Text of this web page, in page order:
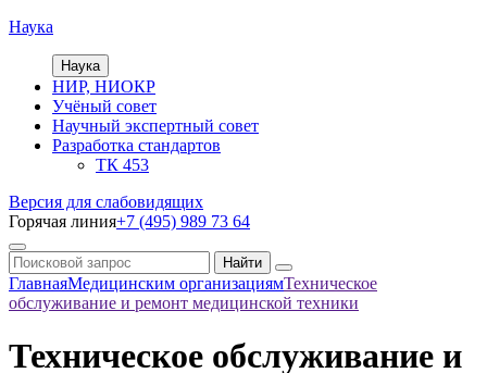
Наука
Наука
НИР, НИОКР
Учёный совет
Научный экспертный совет
Разработка стандартов
ТК 453
Версия для слабовидящих
Горячая линия+7 (495) 989 73 64
ГлавнаяМедицинским организациямТехническое
обслуживание и ремонт медицинской техники
Техническое обслуживание и